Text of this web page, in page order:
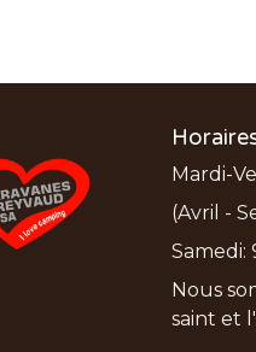
Mardi-
(Avril -
Samedi:
Nous
saint et